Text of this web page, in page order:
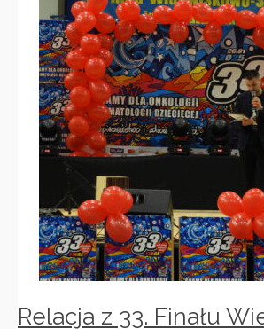
Relacja z 33. Finału